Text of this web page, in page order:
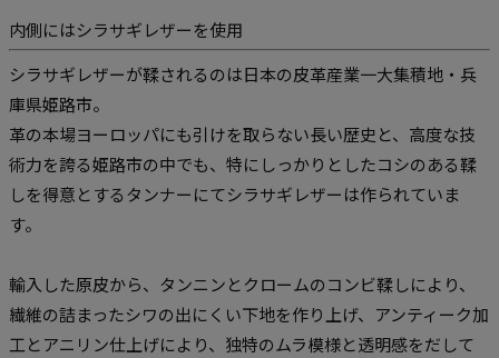
内側にはシラサギレザーを使用
シラサギレザーが鞣されるのは日本の皮革産業一大集積地・兵
庫県姫路市。
革の本場ヨーロッパにも引けを取らない長い歴史と、高度な技
術力を誇る姫路市の中でも、特にしっかりとしたコシのある鞣
しを得意とするタンナーにてシラサギレザーは作られていま
す。
輸入した原皮から、タンニンとクロームのコンビ鞣しにより、
繊維の詰まったシワの出にくい下地を作り上げ、アンティーク加
工とアニリン仕上げにより、独特のムラ模様と透明感をだして